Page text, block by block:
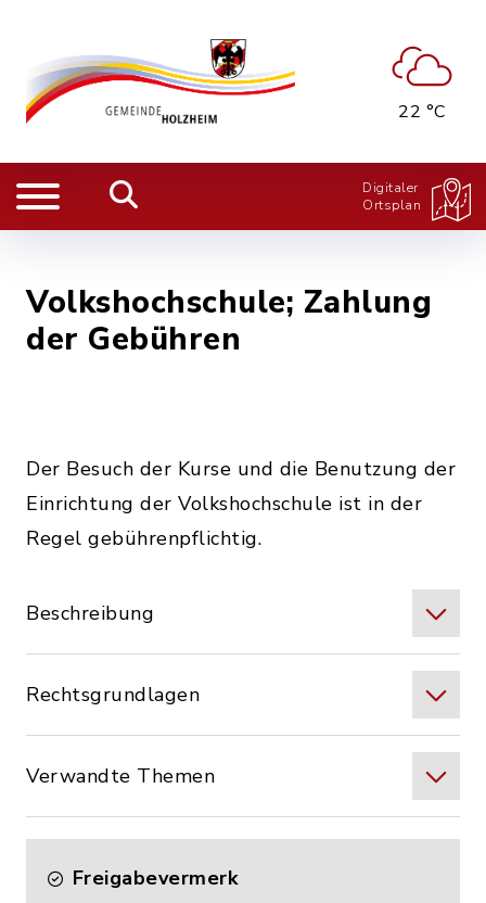
22 °C
Digitaler
Ortsplan
Volkshochschule; Zahlung
der Gebühren
Der Besuch der Kurse und die Benutzung der
Einrichtung der Volkshochschule ist in der
Regel gebührenpflichtig.
Beschreibung
Rechtsgrundlagen
Verwandte Themen
Freigabevermerk